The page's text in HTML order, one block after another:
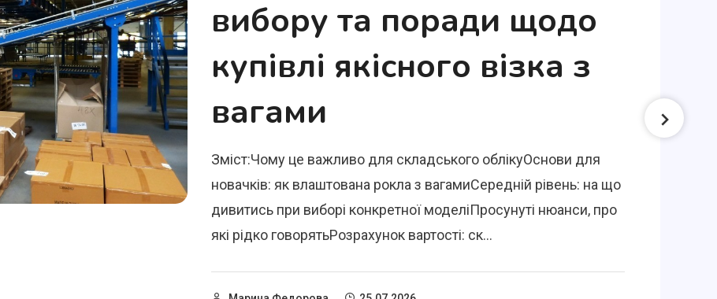
вибору та поради щодо
купівлі якісного візка з
вагами
Зміст:Чому це важливо для складського облікуОснови для
новачків: як влаштована рокла з вагамиСередній рівень: на що
дивитись при виборі конкретної моделіПросунуті нюанси, про
які рідко говорятьРозрахунок вартості: ск...